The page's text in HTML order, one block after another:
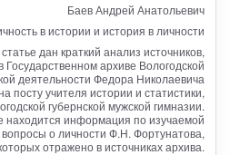
Баев Андрей Анатольевич
в истории и история в личности
дан краткий анализ источников,
архиве Вологодской
деятельности Федора Николаевича
посту учителя истории и статистики,
губернской мужской гимназии.
находится информация по изучаемой
о личности Ф.Н. Фортунатова,
отражено в источниках архива.